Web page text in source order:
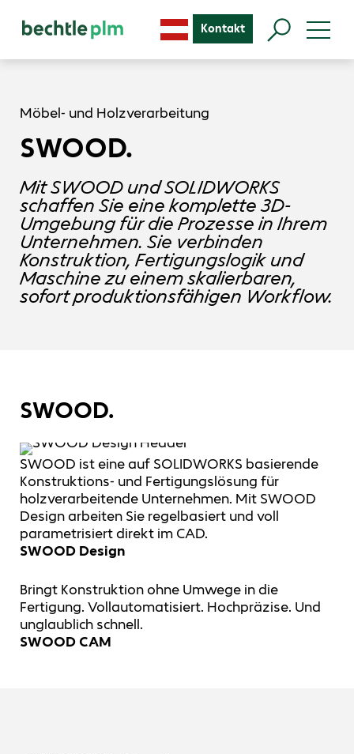
Kontakt
Möbel- und Holzverarbeitung
SWOOD.
Mit SWOOD und SOLIDWORKS
schaffen Sie eine komplette 3D-
Umgebung für die Prozesse in Ihrem
Unternehmen. Sie verbinden
Konstruktion, Fertigungslogik und
Maschine zu einem skalierbaren,
sofort produktionsfähigen Workflow.
SWOOD.
SWOOD ist eine auf SOLIDWORKS basierende
Konstruktions- und Fertigungslösung für
holzverarbeitende Unternehmen. Mit SWOOD
Design arbeiten Sie regelbasiert und voll
parametrisiert direkt im CAD.
SWOOD Design
Bringt Konstruktion ohne Umwege in die
Fertigung. Vollautomatisiert. Hochpräzise. Und
unglaublich schnell.
SWOOD CAM